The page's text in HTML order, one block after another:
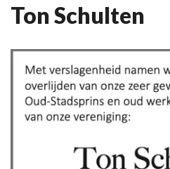
Ton Schulten